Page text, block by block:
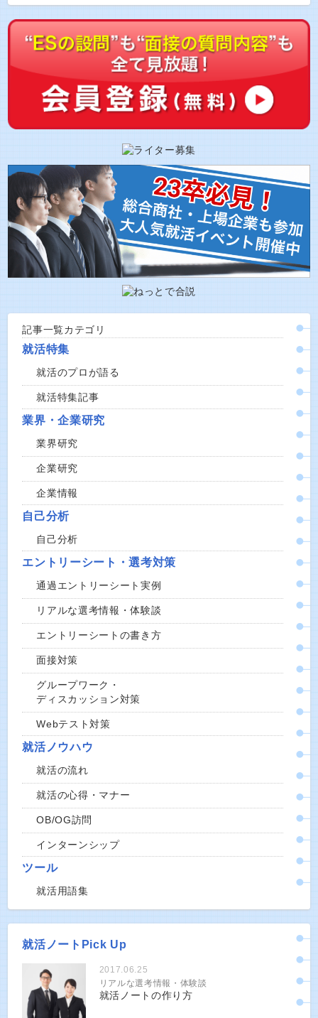
記事一覧カテゴリ
就活特集
就活のプロが語る
就活特集記事
業界・企業研究
業界研究
企業研究
企業情報
自己分析
自己分析
エントリーシート・選考対策
通過エントリーシート実例
リアルな選考情報・体験談
エントリーシートの書き方
面接対策
グループワーク・
ディスカッション対策
Webテスト対策
就活ノウハウ
就活の流れ
就活の心得・マナー
OB/OG訪問
インターンシップ
ツール
就活用語集
就活ノートPick Up
2017.06.25
リアルな選考情報・体験談
就活ノートの作り方